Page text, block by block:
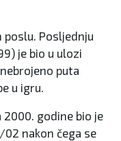
poslu. Posljednju
je bio u ulozi
puta
u igru.
2000. godine bio je
nakon čega se